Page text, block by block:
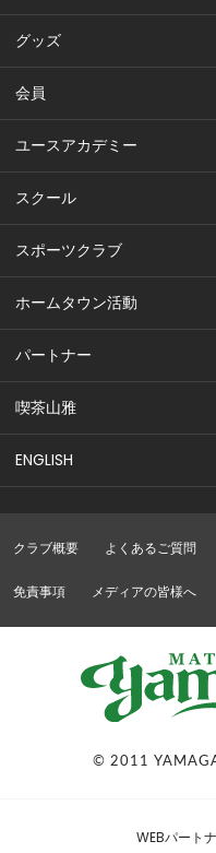
グッズ
会員
ユースアカデミー
スクール
スポーツクラブ
ホームタウン活動
パートナー
喫茶山雅
ENGLISH
クラブ概要 よくあるご質問
免責事項 メディアの皆様へ
© 2011
WEBパート